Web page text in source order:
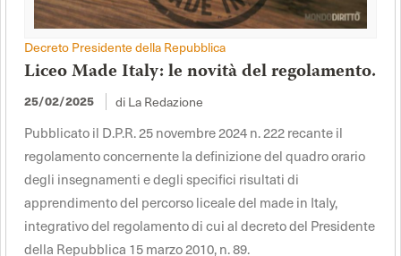
Decreto Presidente della Repubblica
Liceo Made Italy: le novità del regolamento.
25/02/2025 di La Redazione
Pubblicato il D.P.R. 25 novembre 2024 n. 222 recante il
regolamento concernente la definizione del quadro orario
degli insegnamenti e degli specifici risultati di
apprendimento del percorso liceale del made in Italy,
integrativo del regolamento di cui al decreto del Presidente
della Repubblica 15 marzo 2010, n. 89.